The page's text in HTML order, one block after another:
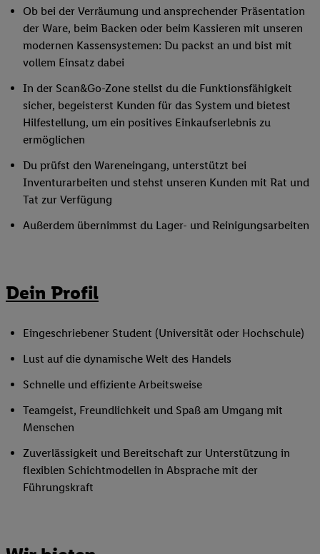
Ob bei der Verräumung und ansprechender Präsentation
der Ware, beim Backen oder beim Kassieren mit unseren
modernen Kassensystemen: Du packst an und bist mit
vollem Einsatz dabei
In der Scan&Go-Zone stellst du die Funktionsfähigkeit
sicher, begeisterst Kunden für das System und bietest
Hilfestellung, um ein positives Einkaufserlebnis zu
ermöglichen
Du prüfst den Wareneingang, unterstützt bei
Inventurarbeiten und stehst unseren Kunden mit Rat und
Tat zur Verfügung
Außerdem übernimmst du Lager- und Reinigungsarbeiten
Dein Profil
Eingeschriebener Student (Universität oder Hochschule)
Lust auf die dynamische Welt des Handels
Schnelle und effiziente Arbeitsweise
Teamgeist, Freundlichkeit und Spaß am Umgang mit
Menschen
Zuverlässigkeit und Bereitschaft zur Unterstützung in
flexiblen Schichtmodellen in Absprache mit der
Führungskraft